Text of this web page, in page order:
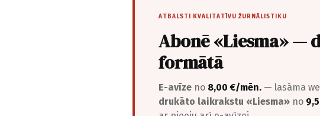
ATBALSTI KVALITATĪVU ŽURNĀLISTIKU
Abonē «Liesma» —
formātā
E-avīze no 8,00 €/mēn. — lasāma
drukāto laikrakstu «Liesma» no